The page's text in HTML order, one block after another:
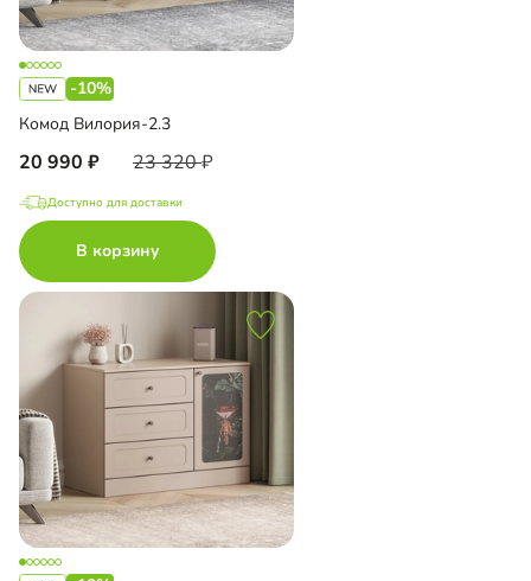
-10%
Комод Вилория-2.3
20 990 23 320
Доступно для доставки
В корзину